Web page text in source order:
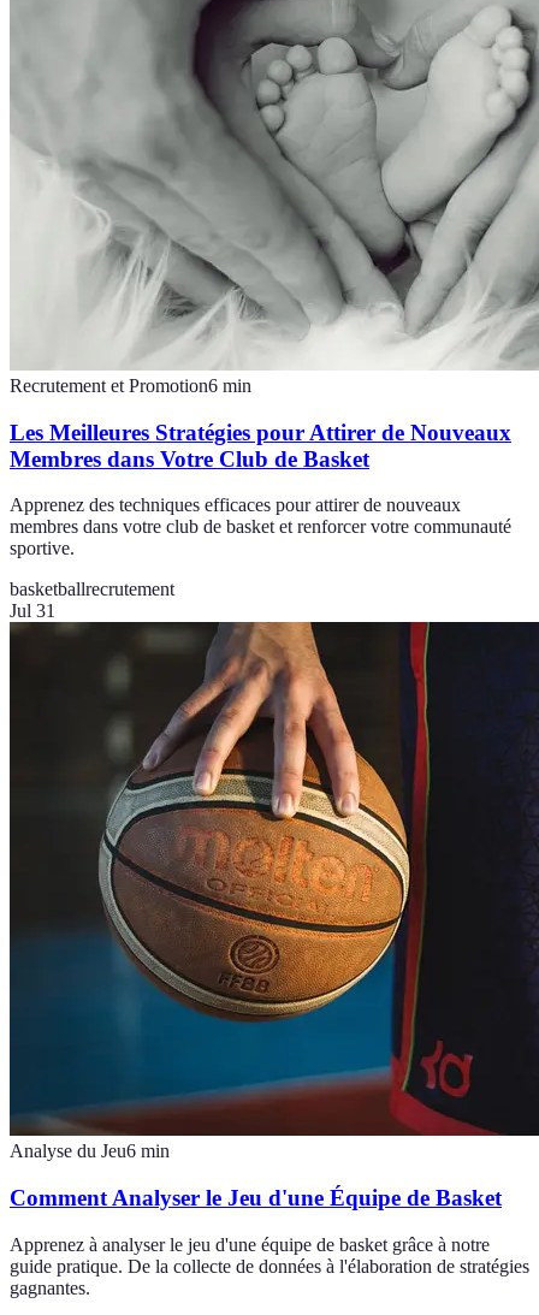
Recrutement et Promotion6 min
Les Meilleures Stratégies pour Attirer de Nouveaux
Membres dans Votre Club de Basket
Apprenez des techniques efficaces pour attirer de nouveaux
membres dans votre club de basket et renforcer votre communauté
sportive.
basketballrecrutement
Jul 31
Analyse du Jeu6 min
Comment Analyser le Jeu d'une Équipe de Basket
Apprenez à analyser le jeu d'une équipe de basket grâce à notre
guide pratique. De la collecte de données à l'élaboration de stratégies
gagnantes.